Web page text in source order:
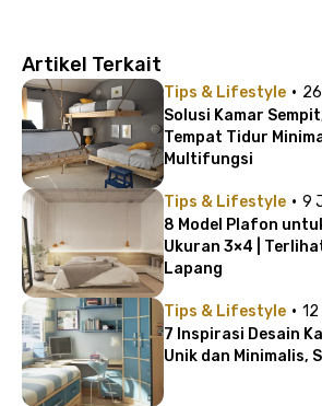
Artikel Terkait
Tips & Lifestyle ·
Solusi Kamar
Tempat Tidur
Multifungsi
Tips & Lifestyle · 9
8 Model Plafon
Ukuran 3×4 |
Lapang
Tips & Lifestyle ·
7 Inspirasi Desain
Unik dan Minimalis,